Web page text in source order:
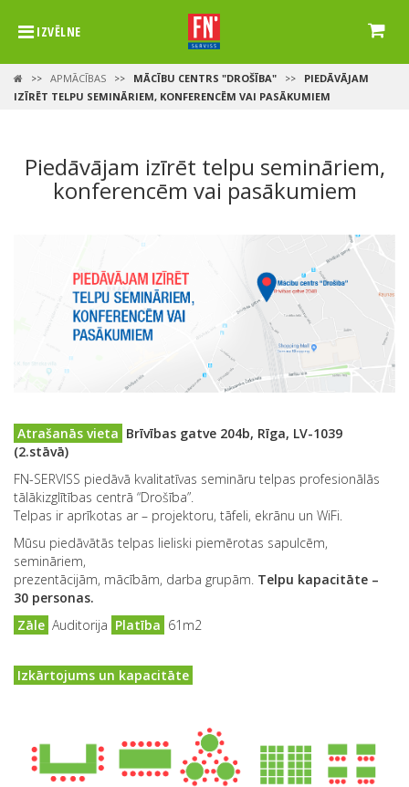
IZVĒLNE
>> APMĀCĪBAS >> MĀCĪBU CENTRS "DROŠĪBA" >>
PIEDĀVĀJAM
IZĪRĒT TELPU SEMINĀRIEM, KONFERENCĒM VAI PASĀKUMIEM
Piedāvājam izīrēt telpu semināriem,
konferencēm vai pasākumiem
Atrašanās vieta Brīvības gatve 204b, Rīga, LV-1039
(2.stāvā)
FN-SERVISS piedāvā kvalitatīvas semināru telpas profesionālās
tālākizglītības centrā “Drošība”.
Telpas ir aprīkotas ar – projektoru, tāfeli, ekrānu un WiFi.
Mūsu piedāvātās telpas lieliski piemērotas sapulcēm,
semināriem,
prezentācijām, mācībām, darba grupām. Telpu kapacitāte –
30 personas.
Zāle Auditorija Platība 61m2
Izkārtojums un kapacitāte